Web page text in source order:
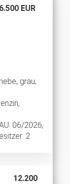
6.500 EUR
grau,
06/2026,
2
12.200